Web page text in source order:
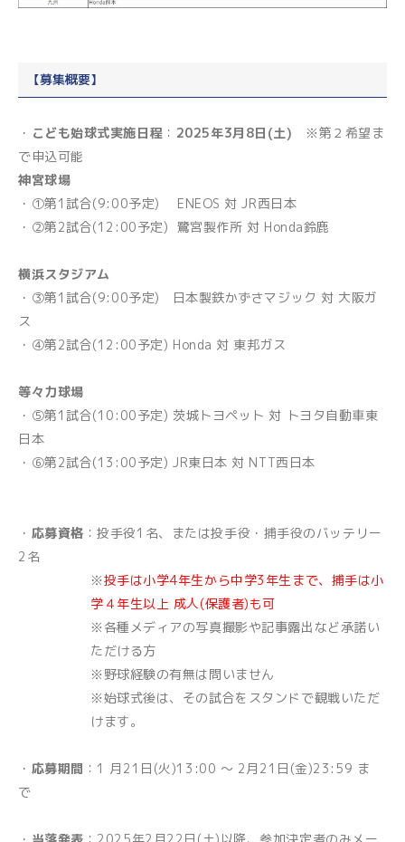
【募集概要】
・ こども始球式実施日程 ： 2025年3月8日(土) ※第２希望ま
で申込可能
神宮球場
・①第1試合(9:00予定) ENEOS 対 JR西日本
・②第2試合(12:00予定) 鷺宮製作所 対 Honda鈴鹿
横浜スタジアム
・③第1試合(9:00予定) 日本製鉄かずさマジック 対 大阪ガ
ス
・④第2試合(12:00予定) Honda 対 東邦ガス
等々力球場
・⑤第1試合(10:00予定) 茨城トヨペット 対 トヨタ自動車東
日本
・⑥第2試合(13:00予定) JR東日本 対 NTT西日本
・ 応募資格 ：投手役1名、または投手役・捕手役のバッテリー
2名
※投手は小学4年生から中学3年生まで、捕手は小
学４年生以上 成人(保護者)も可
※各種メディアの写真撮影や記事露出など承諾い
ただける方
※野球経験の有無は問いません
※始球式後は、その試合をスタンドで観戦いただ
けます。
・ 応募期間 ：1 月21日(火)13:00 ～ 2月21日(金)23:59 ま
で
・ 当落発表 ：2025年2月22日(土)以降、参加決定者のみメー